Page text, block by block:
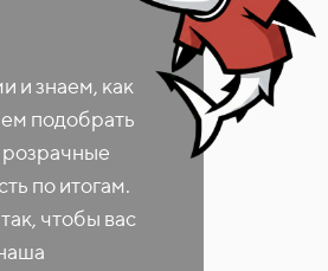
и знаем, как
подобрать
по итогам.
чтобы вас